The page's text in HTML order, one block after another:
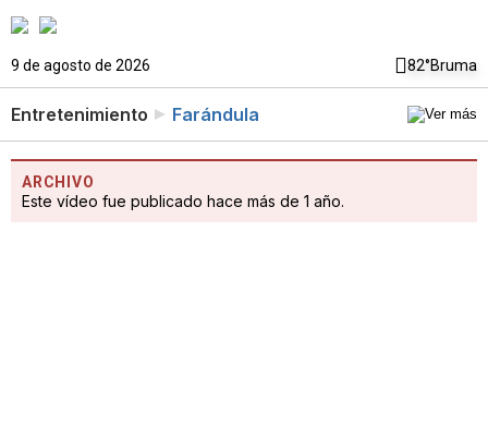
9 de agosto de 2026 82°Bruma
Entretenimiento Farándula
ARCHIVO
Este vídeo fue publicado hace más de 1 año.